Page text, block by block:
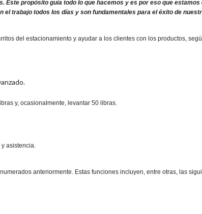
propósito guía todo lo que hacemos y es por eso que
trabajo todos los días y son fundamentales para el éxito de
del estacionamiento y ayudar a los clientes con los productos,
y, ocasionalmente, levantar 50 libras.
asistencia.
anteriormente. Estas funciones incluyen, entre otras, las